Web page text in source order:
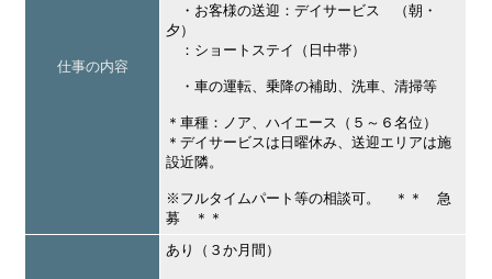
仕事の内容
・お客様の送迎：デイサービス （朝・
夕）
：ショートステイ（日中帯）
・車の運転、乗降の補助、洗車、清掃等
＊車種：ノア、ハイエース（５～６名位）
＊デイサービスは日曜休み、送迎エリアは施
設近隣。
※フルタイムパート等の相談可。 ＊＊ 急
募 ＊＊
あり（３か月間）